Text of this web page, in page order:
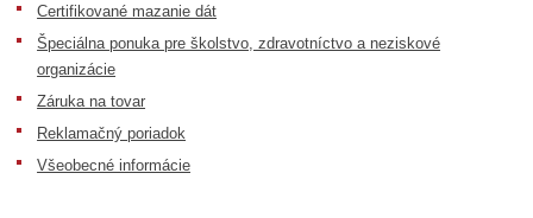
Certifikované mazanie dát
Špeciálna ponuka pre školstvo, zdravotníctvo a neziskové
organizácie
Záruka na tovar
Reklamačný poriadok
Všeobecné informácie